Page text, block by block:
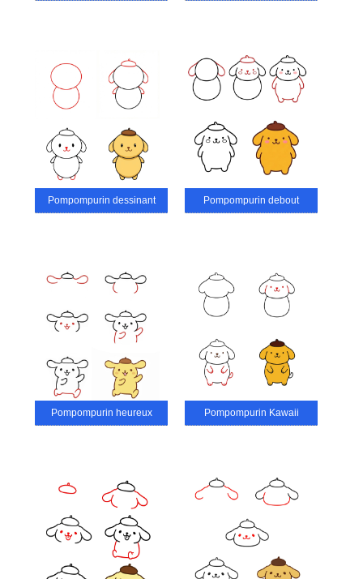
Pompompurin dessinant Pompompurin debout
Pompompurin heureux Pompompurin Kawaii